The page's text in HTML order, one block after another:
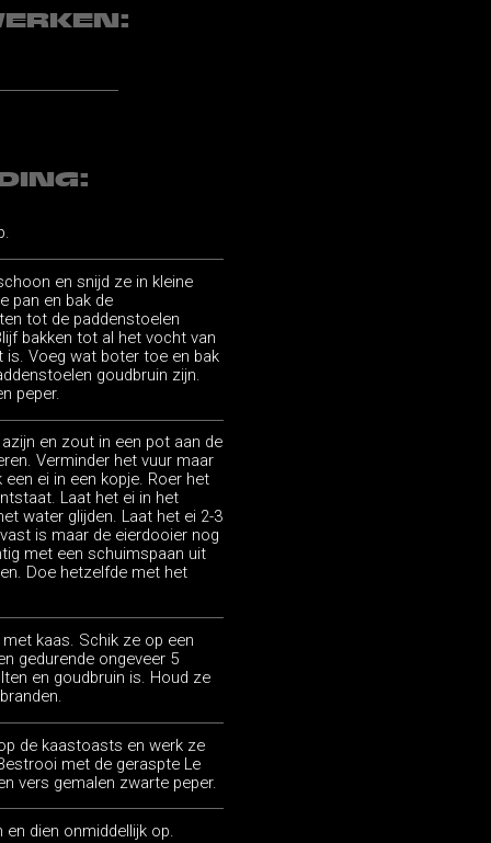
en snijd ze in kleine
pan en bak de
tot de paddenstoelen
bakken tot al het vocht van
is. Voeg wat boter toe en bak
goudbruin zijn.
peper.
en zout in een pot aan de
Verminder het vuur maar
ei in een kopje. Roer het
Laat het ei in het
water glijden. Laat het ei 2-3
is maar de eierdooier nog
met een schuimspaan uit
Doe hetzelfde met het
kaas. Schik ze op een
gedurende ongeveer 5
en goudbruin is. Houd ze
de kaastoasts en werk ze
met de geraspte Le
vers gemalen zwarte peper.
dien onmiddellijk op.